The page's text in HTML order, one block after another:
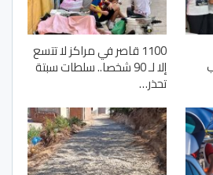
1100 قاصر في مراكز لا تتسع
إلا لـ 90 شخصا.. سلطات سبتة
تحذر…